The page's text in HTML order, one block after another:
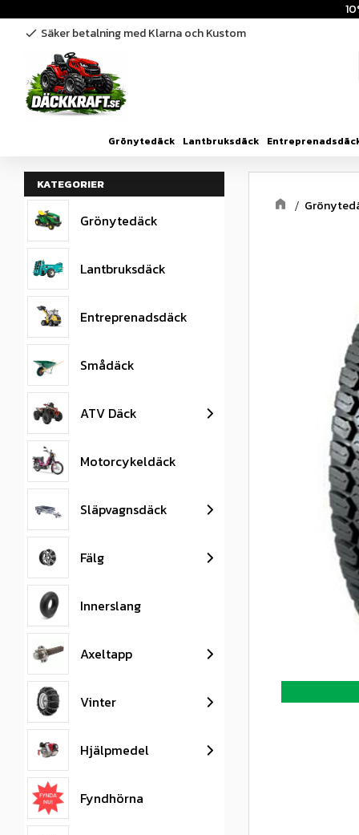
check Säker betalning med Klarna och Kustom
Grönytedäck Lantbruksdäck
KATEGORIER
Grönytedäck
Lantbruksdäck
Entreprenadsdäck
Smådäck
ATV Däck
Motorcykeldäck
Släpvagnsdäck
Fälg
Innerslang
Axeltapp
Vinter
Hjälpmedel
Fyndhörna